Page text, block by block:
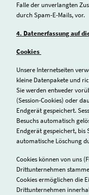
Falle der unverlangten
durch Spam-E-Mails, vor.
4. Datenerfassung auf
Cookies
Unsere Internetseiten
kleine Datenpakete und
Sie werden entweder
(Session-Cookies) oder
Endgerät gespeichert.
Besuchs automatisch
Endgerät gespeichert, bis
automatische Löschung
Cookies können von uns
Drittunternehmen
Cookies ermöglichen die
Drittunternehmen